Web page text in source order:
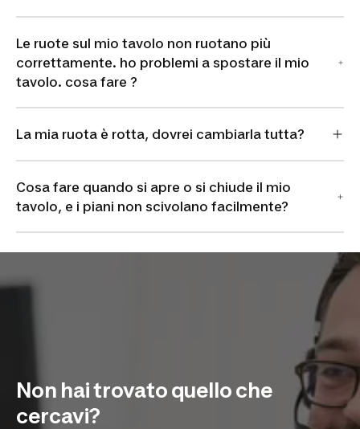
Le ruote sul mio tavolo non ruotano più
correttamente. ho problemi a spostare il mio
tavolo. cosa fare ?
La mia ruota è rotta, dovrei cambiarla tutta?
Cosa fare quando si apre o si chiude il mio
tavolo, e i piani non scivolano facilmente?
Non hai trovato quello che
cercavi?